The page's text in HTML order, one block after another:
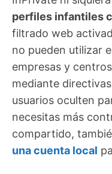
perfiles infantiles
filtrado web
no pueden utilizar
empresas y
mediante
usuarios oculten
necesitas más
compartido,
una cuenta local